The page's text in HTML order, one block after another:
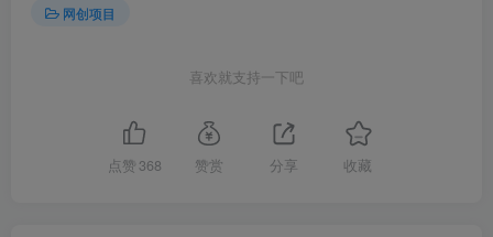
网创项目
喜欢就支持一下吧
点赞 368 赞赏 分享 收藏